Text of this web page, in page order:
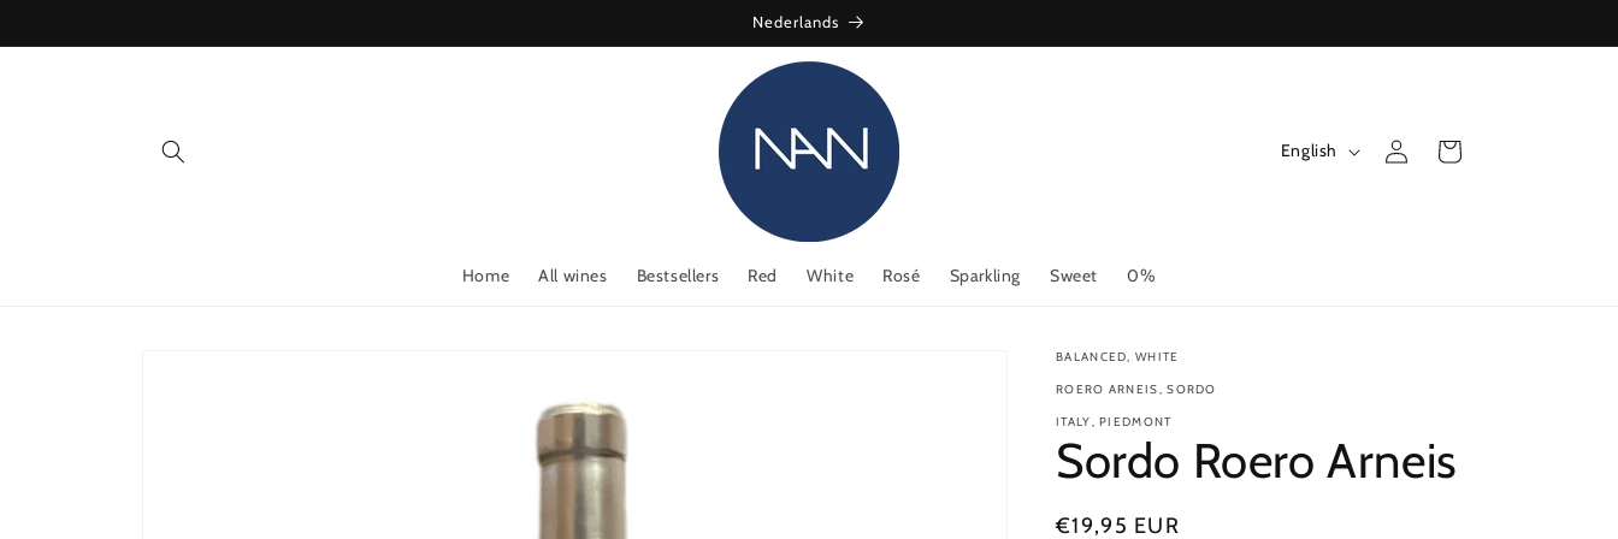
Nederlands
Home All wines Bestsellers Red White Rosé Sparkling Sweet 0%
English
in
Cart
BALANCED, WHITE
ROERO ARNEIS, SORDO
ITALY, PIEDMONT
Sordo Roero Arneis
Regular
€19,95 EUR